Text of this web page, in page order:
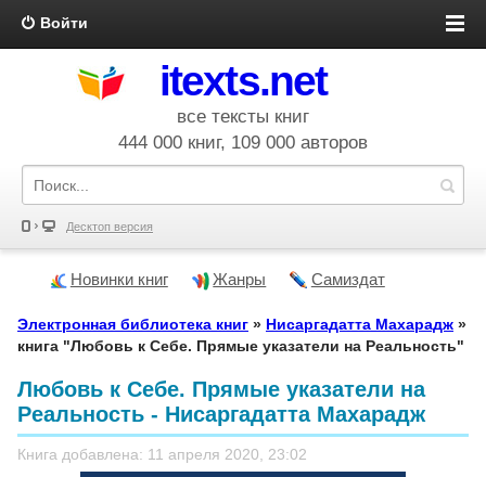
Войти
itexts.net
все тексты книг
444 000 книг, 109 000 авторов
Десктоп версия
Новинки книг Жанры Самиздат
Электронная библиотека книг » Нисаргадатта Махарадж »
книга "Любовь к Себе. Прямые указатели на Реальность"
Любовь к Себе. Прямые указатели на
Реальность - Нисаргадатта Махарадж
Книга добавлена: 11 апреля 2020, 23:02